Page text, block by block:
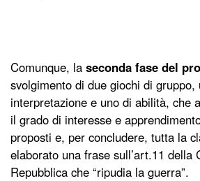
Comunque, la seconda fase del
svolgimento di due giochi di gruppo,
interpretazione e uno di abilità, che
il grado di interesse e
proposti e, per concludere, tutta la
elaborato una frase sull’art.11 della
Repubblica che “ripudia la guerra”.